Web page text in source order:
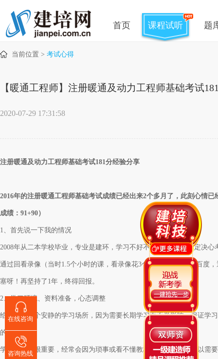
首页 课程试听 题
当前位置 > 考试心得
【暖通工程师】注册暖通及动力工程师基础考试
2020-07-29 17:31:58
注册暖通及动力工程师基础考试181分经验分享
2016年的注册暖通工程师基础考试成绩已经出来2个多月了，此刻心情
成绩：91+90）
1、首先说一下我的情况
2008年从二本学校毕业，专业是建环，学习不好不坏。15年4月下定决
通过回看录像（当时1.5个小时的课，看录像花3个多小时），通过百度
塞呀！再坚持了1年，终得回报。
2、学习环境、资料准备，心态调整
给自己找一个安静的学习场所，因为需要长期学习而不受影响，保证学
的时间。
学习心态也很重要，经常会因为琐事或看不懂教材而影响心情，所以需
在线咨询
咨询热线